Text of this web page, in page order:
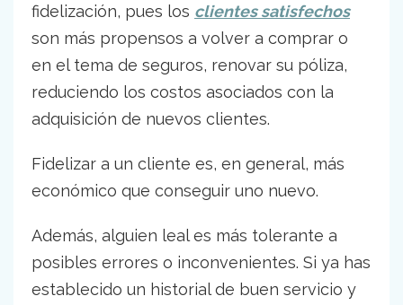
fidelización, pues los clientes satisfechos
son más propensos a volver a comprar o
en el tema de seguros, renovar su póliza,
reduciendo los costos asociados con la
adquisición de nuevos clientes.
Fidelizar a un cliente es, en general, más
económico que conseguir uno nuevo.
Además, alguien leal es más tolerante a
posibles errores o inconvenientes. Si ya has
establecido un historial de buen servicio y